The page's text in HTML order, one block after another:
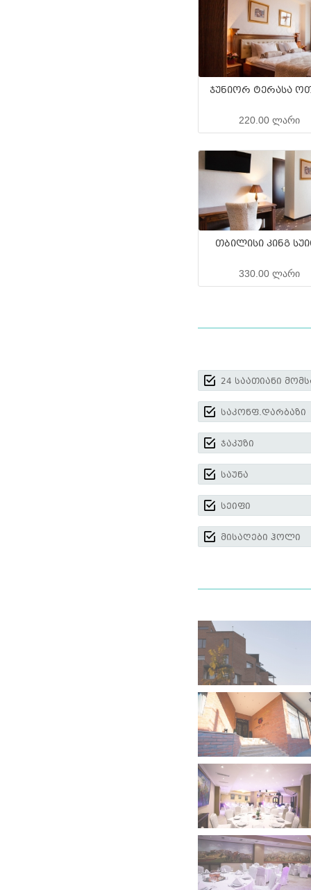
ჯუნიორ ტერასა
220.00 ლარი
თბილისი კინგ
330.00 ლარი
24 საათიანი
საკონფ.დარბაზი
ჯაკუზი
საუნა
სეიფი
მისაღები ჰოლი